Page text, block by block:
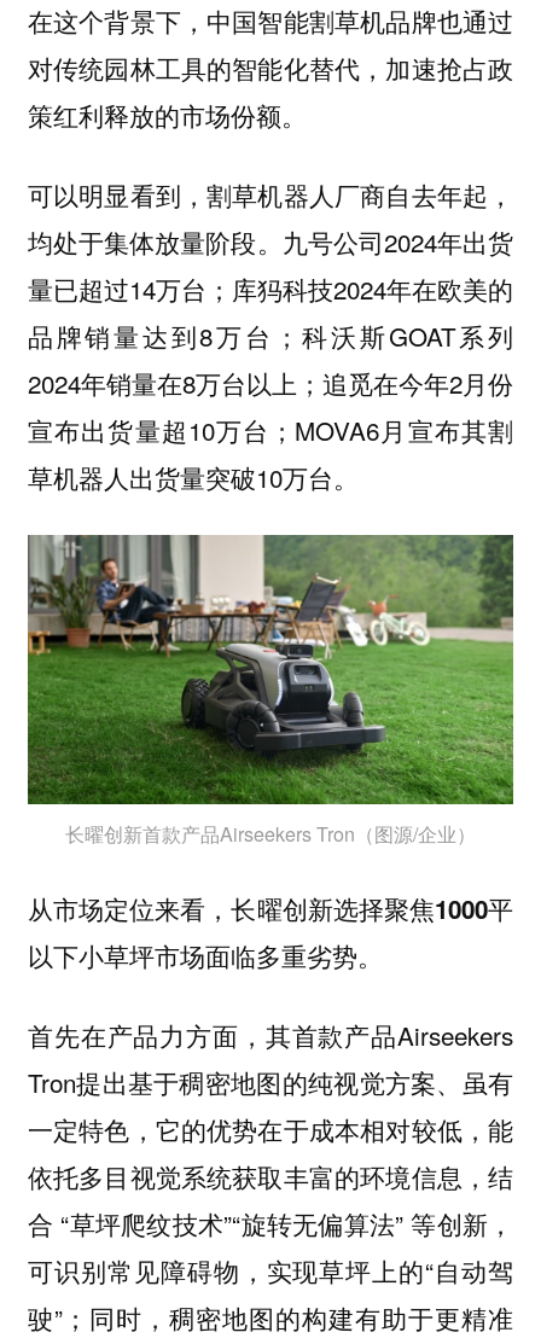
在这个背景下，中国智能割草机品牌也通过
对传统园林工具的智能化替代，加速抢占政
策红利释放的市场份额。
可以明显看到，割草机器人厂商自去年起，
均处于集体放量阶段。 九号公司2024年出货
量已超过14万台；库犸科技2024年在欧美的
品牌销量达到8万台；科沃斯GOAT系列
2024年销量在8万台以上；追觅在今年2月份
宣布出货量超10万台；MOVA6月宣布其割
草机器人出货量突破10万台。
长曜创新首款产品Airseekers Tron（图源/企业）
从市场定位来看，长曜创新选择聚焦1000平
以下小草坪市场面临多重劣势。
首先在产品力方面，其首款产品Airseekers
Tron提出基于稠密地图的纯视觉方案、虽有
一定特色，它的优势在于成本相对较低，能
依托多目视觉系统获取丰富的环境信息，结
合 “草坪爬纹技术”“旋转无偏算法” 等创新，
可识别常见障碍物，实现草坪上的“自动驾
驶”；同时，稠密地图的构建有助于更精准